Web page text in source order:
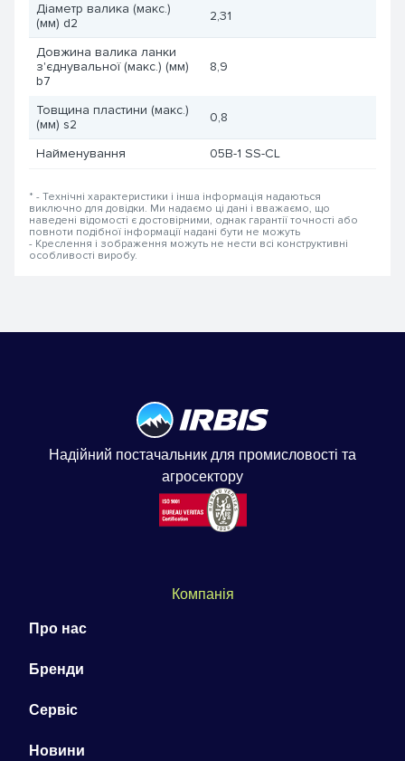
Діаметр валика (макс.)
(мм) d2
2,31
Довжина валика ланки
з'єднувальної (макс.) (мм)
b7
8,9
Товщина пластини (макс.)
(мм) s2
0,8
Найменування 05B-1 SS-CL
* - Технічні характеристики і інша інформація надаються
виключно для довідки. Ми надаємо ці дані і вважаємо, що
наведені відомості є достовірними, однак гарантії точності або
повноти подібної інформації надані бути не можуть
- Креслення і зображення можуть не нести всі конструктивні
особливості виробу.
Надійний постачальник для промисловості та
агросектору
Компанія
Про нас
Бренди
Сервіс
Новини